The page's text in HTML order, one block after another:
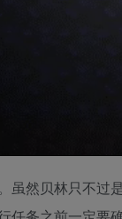
虽然贝林只不